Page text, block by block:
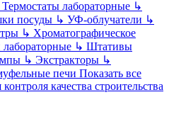
Термостаты лабораторные ↳
посуды ↳ УФ-облучатели ↳
↳ Хроматографическое
↳ Штативы
↳ Экстракторы ↳
печи Показать все
качества строительства